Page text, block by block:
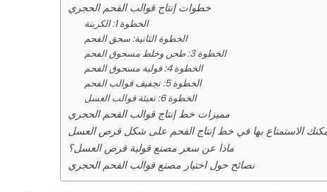
خطوات إنتاج قوالب الفحم الحجري
الخطوة 1: الكربنة
الخطوة الثانية: سحق الفحم
الخطوة 3: طحن وخلط مسحوق الفحم
الخطوة 4: قولبة مسحوق الفحم
الخطوة 5: تجفيف قوالب الفحم
الخطوة 6: تعبئة قوالب العسل
مميزات خط إنتاج قوالب الفحم الحجري
ماذا عن سعر مصنع قولبة قرص العسل؟
نصائح حول اختيار مصنع قوالب الفحم الحجري